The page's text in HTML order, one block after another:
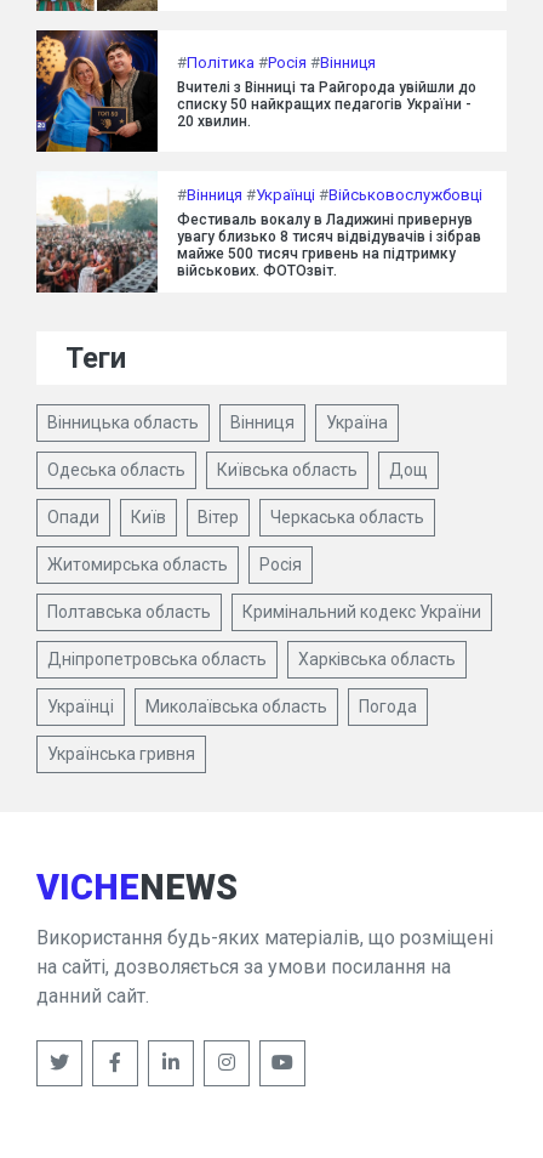
#Політика #Росія #Вінниця
Вчителі з Вінниці та Райгорода увійшли до
списку 50 найкращих педагогів України -
20 хвилин.
#Вінниця #Українці #Військовослужбовці
Фестиваль вокалу в Ладижині привернув
увагу близько 8 тисяч відвідувачів і зібрав
майже 500 тисяч гривень на підтримку
військових. ФОТОзвіт.
Теги
Вінницька область Вінниця Україна
Одеська область Київська область Дощ
Опади Київ Вітер Черкаська область
Житомирська область Росія
Полтавська область Кримінальний кодекс України
Дніпропетровська область Харківська область
Українці Миколаївська область Погода
Українська гривня
VICHENEWS
Використання будь-яких матеріалів, що розміщені
на сайті, дозволяється за умови посилання на
данний сайт.